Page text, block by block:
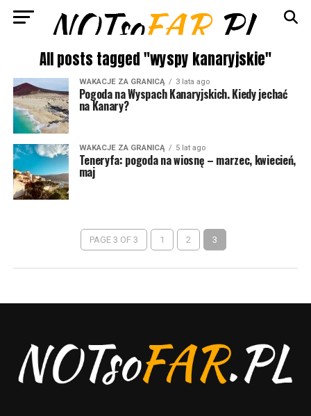
All posts tagged "wyspy kanaryjskie"
WAKACJE ZA GRANICĄ 3 lata ago
Pogoda na Wyspach Kanaryjskich. Kiedy jechać
na Kanary?
WAKACJE ZA GRANICĄ 5 lat ago
Teneryfa: pogoda na wiosnę – marzec, kwiecień,
maj
PAGE 3 OF 3 1 2 3